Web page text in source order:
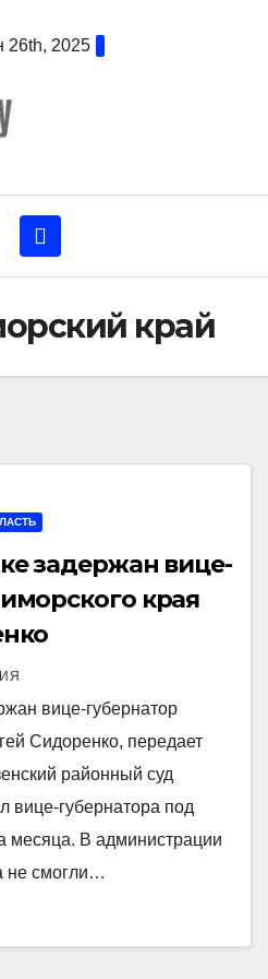
26th, 2025
край
задержан вице-
края
вице-губернатор
Сидоренко, передает
районный суд
вице-губернатора под
месяца. В администрации
не смогли…